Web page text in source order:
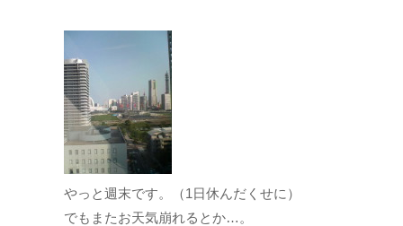
やっと週末です。（1日休んだくせに）
でもまたお天気崩れるとか…。